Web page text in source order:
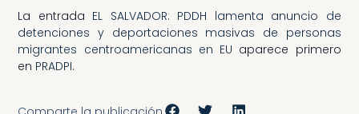
La entrada EL SALVADOR: PDDH lamenta anuncio de
detenciones y deportaciones masivas de personas
migrantes centroamericanas en EU aparece primero
en PRADPI.